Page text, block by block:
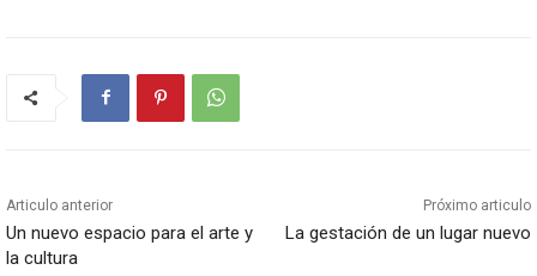
Articulo anterior
Un nuevo espacio para el arte y
la cultura
Próximo articulo
La gestación de un lugar nuevo